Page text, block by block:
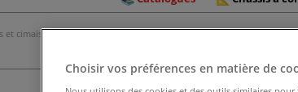
et cimaises Tige musée 4x10 mm STAS
Choisir vos préférences en matière de